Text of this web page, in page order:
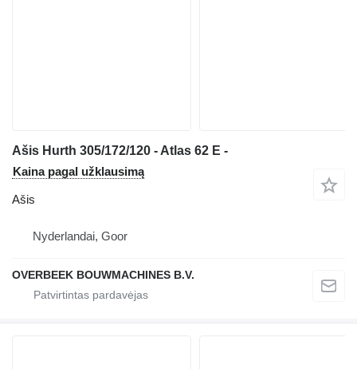
Ašis Hurth 305/172/120 - Atlas 62 E -
Kaina pagal užklausimą
Ašis
Nyderlandai, Goor
OVERBEEK BOUWMACHINES B.V.